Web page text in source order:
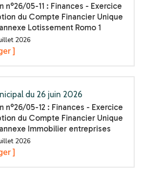
n°26/05-11 : Finances - Exercice
du Compte Financier Unique
Lotissement Romo 1
2026
]
du 26 juin 2026
n°26/05-12 : Finances - Exercice
du Compte Financier Unique
Immobilier entreprises
2026
]